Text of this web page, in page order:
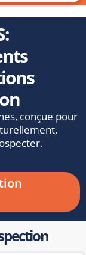
conçue pour